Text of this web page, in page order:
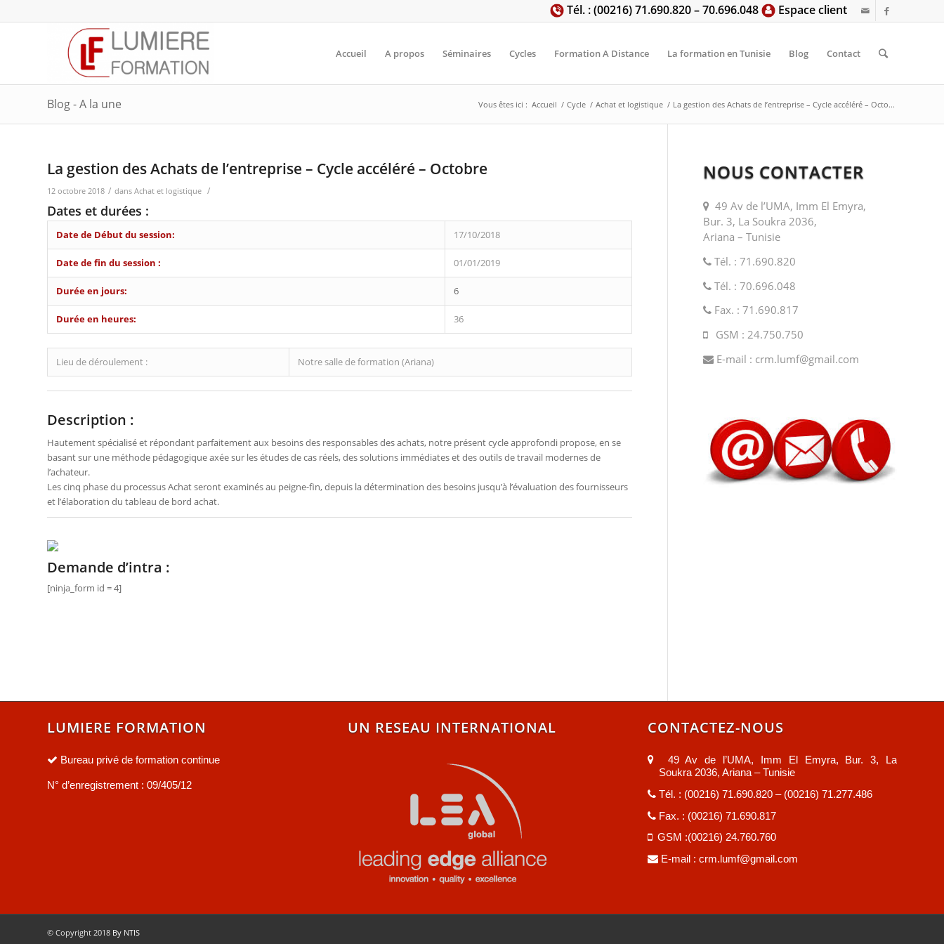
Tél. : (00216) 71.690.820 – 70.696.048 Espace client
Accueil A propos Séminaires Cycles Formation A Distance La formation en Tunisie Blog Contact
Blog - A la une Vous êtes ici : Accueil / Cycle / Achat et logistique / La gestion des Achats de l’entreprise – Cycle accéléré – Octo...
La gestion des Achats de l’entreprise – Cycle accéléré – Octobre
12 octobre 2018 / dans Achat et logistique /
Dates et durées :
Date de Début du session: 17/10/2018
Date de fin du session : 01/01/2019
Durée en jours: 6
Durée en heures: 36
Lieu de déroulement : Notre salle de formation (Ariana)
Description :
Hautement spécialisé et répondant parfaitement aux besoins des responsables des achats, notre présent cycle approfondi propose, en se
basant sur une méthode pédagogique axée sur les études de cas réels, des solutions immédiates et des outils de travail modernes de
l’achateur.
Les cinq phase du processus Achat seront examinés au peigne-fin, depuis la détermination des besoins jusqu’à l’évaluation des fournisseurs
et l’élaboration du tableau de bord achat.
Demande d’intra :
[ninja_form id = 4]
NOUS CONTACTER
49 Av de l’UMA, Imm El Emyra,
Bur. 3, La Soukra 2036,
Ariana – Tunisie
Tél. : 71.690.820
Tél. : 70.696.048
Fax. : 71.690.817
GSM : 24.750.750
E-mail : crm.lumf@gmail.com
LUMIERE FORMATION
Bureau privé de formation continue
N° d’enregistrement : 09/405/12
UN RESEAU INTERNATIONAL CONTACTEZ-NOUS
49 Av de l’UMA, Imm El Emyra, Bur. 3, La
Soukra 2036, Ariana – Tunisie
Tél. : (00216) 71.690.820 – (00216) 71.277.486
Fax. : (00216) 71.690.817
GSM :(00216) 24.760.760
E-mail : crm.lumf@gmail.com
© Copyright 2018 By NTIS